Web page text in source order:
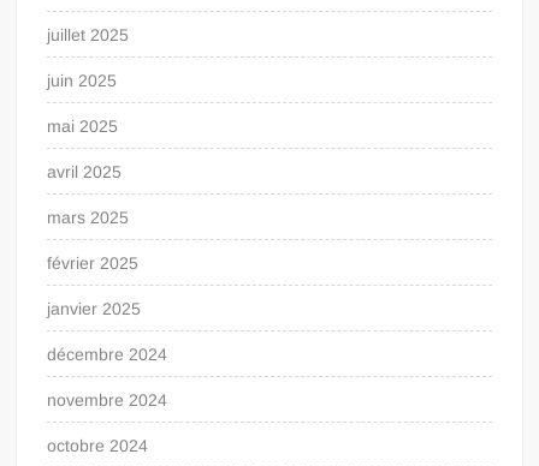
juillet 2025
juin 2025
mai 2025
avril 2025
mars 2025
février 2025
janvier 2025
décembre 2024
novembre 2024
octobre 2024